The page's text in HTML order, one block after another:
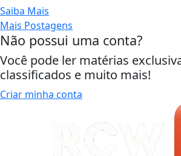
Saiba Mais
Mais Postagens
Não possui uma conta?
Você pode ler matérias
classificados e muito mais!
Criar minha conta